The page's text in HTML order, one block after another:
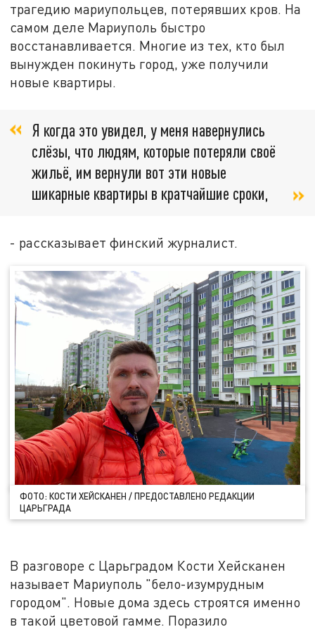
трагедию мариупольцев, потерявших кров. На
самом деле Мариуполь быстро
восстанавливается. Многие из тех, кто был
вынужден покинуть город, уже получили
новые квартиры.
Я когда это увидел, у меня навернулись
слёзы, что людям, которые потеряли своё
жильё, им вернули вот эти новые
шикарные квартиры в кратчайшие сроки,
- рассказывает финский журналист.
ФОТО: КОСТИ ХЕЙСКАНЕН / ПРЕДОСТАВЛЕНО РЕДАКЦИИ
ЦАРЬГРАДА
В разговоре с Царьградом Кости Хейсканен
называет Мариуполь "бело-изумрудным
городом". Новые дома здесь строятся именно
в такой цветовой гамме. Поразило